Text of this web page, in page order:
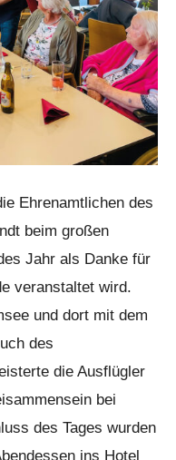
Ehrenamtlichen des
beim großen
Jahr als Danke für
veranstaltet wird.
und dort mit dem
des
die Ausflügler
bei
des Tages wurden
ins Hotel